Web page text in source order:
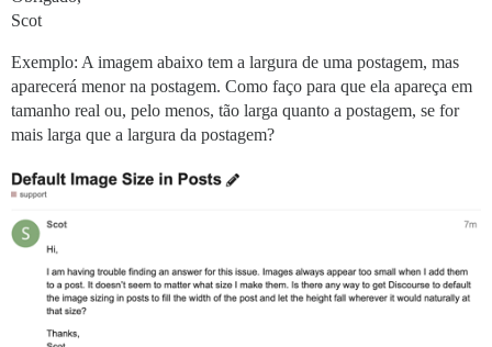
Scot
Exemplo: A imagem abaixo tem a largura de uma postagem, mas
aparecerá menor na postagem. Como faço para que ela apareça em
tamanho real ou, pelo menos, tão larga quanto a postagem, se for
mais larga que a largura da postagem?